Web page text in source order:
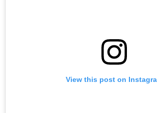
View this post on